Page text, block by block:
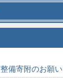
備寄附のお願い